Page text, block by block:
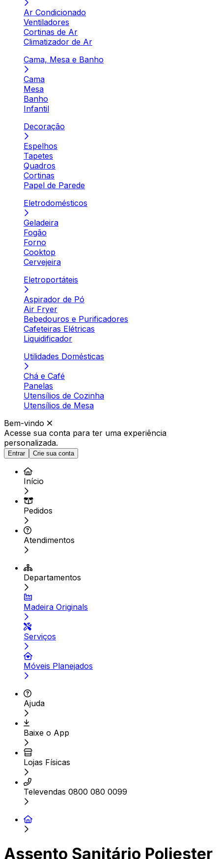
Ar Condicionado
Ventiladores
Cortinas de Ar
Climatizador de Ar
Cama, Mesa e Banho
Cama
Mesa
Banho
Infantil
Decoração
Espelhos
Tapetes
Quadros
Cortinas
Papel de Parede
Eletrodomésticos
Geladeira
Fogão
Forno
Cooktop
Cervejeira
Eletroportáteis
Aspirador de Pó
Air Fryer
Bebedouros e Purificadores
Cafeteiras Elétricas
Liquidificador
Utilidades Domésticas
Chá e Café
Panelas
Utensílios de Cozinha
Utensílios de Mesa
Bem-vindo
Acesse sua conta para ter uma experiência
personalizada.
Entrar Crie sua conta
Início
Pedidos
Atendimentos
Departamentos
Madeira Originals
Serviços
Móveis Planejados
Ajuda
Baixe o App
Lojas Físicas
Televendas 0800 080 0099
Assento Sanitário Poliester